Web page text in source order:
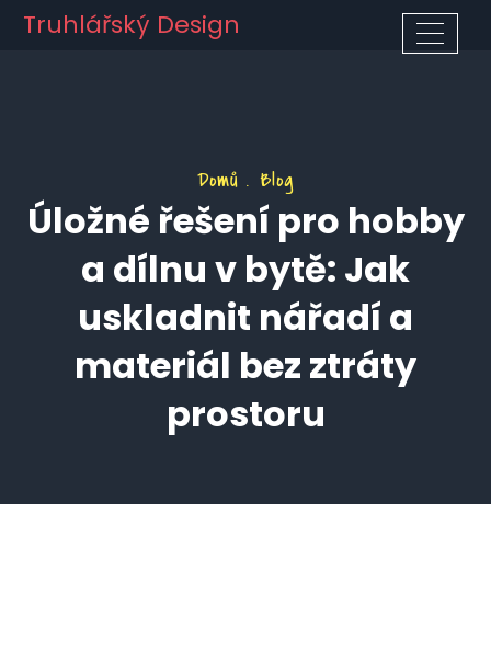
Truhlářský Design
Domů Blog
Úložné řešení pro hobby
a dílnu v bytě: Jak
uskladnit nářadí a
materiál bez ztráty
prostoru